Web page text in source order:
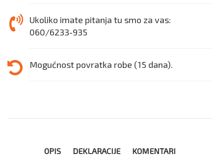
Ukoliko imate pitanja tu smo za vas:
060/6233-935
Mogućnost povratka robe (15 dana).
OPIS DEKLARACIJE KOMENTARI